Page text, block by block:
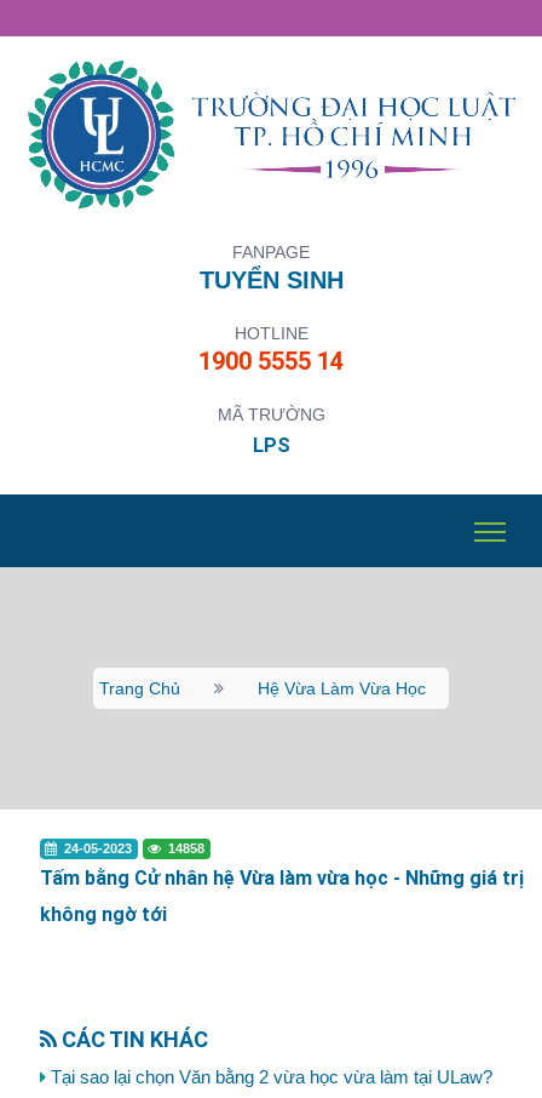
FANPAGE
TUYỂN SINH
HOTLINE
1900 5555 14
MÃ TRƯỜNG
LPS
Trang Chủ Hệ Vừa Làm Vừa Học
24-05-2023 14858
Tấm bằng Cử nhân hệ Vừa làm vừa học - Những giá trị
không ngờ tới
CÁC TIN KHÁC
Tại sao lại chọn Văn bằng 2 vừa học vừa làm tại ULaw?